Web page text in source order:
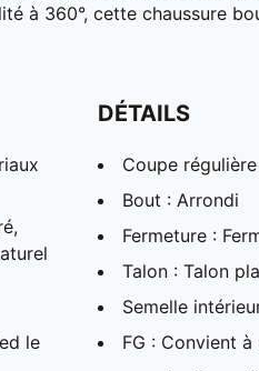
à 360°, cette chaussure
le
DÉTAILS
Coupe
Bout : Arrondi
Fermeture :
Talon : Talon
Semelle
FG : Convient